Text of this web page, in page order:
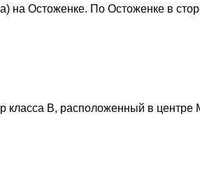
на Остоженке. По Остоженке в
В, расположенный в центре